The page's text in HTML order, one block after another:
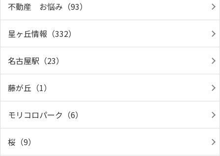
不動産 お悩み（93）
星ヶ丘情報（332）
名古屋駅（23）
藤が丘（1）
モリコロパーク（6）
桜（9）